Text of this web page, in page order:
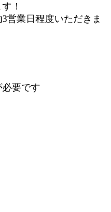
！
営業日程度いただきま
要です